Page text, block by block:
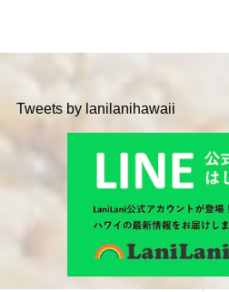
Tweets by lanilanihawaii